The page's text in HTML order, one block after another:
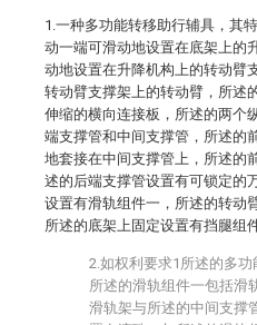
1.一种多功能转移助行辅具，其
动一端可滑动地设置在底架上的
动地设置在升降机构上的转动臂
转动臂支撑架上的转动臂，所述
伸缩的横向连接板，所述的两个
端支撑管和中间支撑管，所述的
地套接在中间支撑管上，所述的
述的后端支撑管设置有可锁定的
设置有滑轨组件一，所述的转动
所述的底架上固定设置有挡腿组
2.如权利要求1所述的多功
所述的滑轨组件一包括滑
滑轨架与所述的中间支撑